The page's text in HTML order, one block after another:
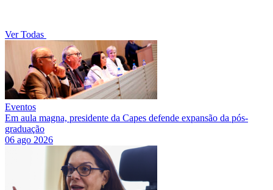
Ver Todas
Eventos
Em aula magna, presidente da Capes defende expansão da pós-
graduação
06 ago 2026